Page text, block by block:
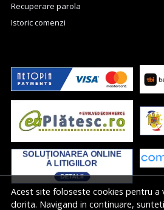
Acest site foloseste cookies pentru
dorita. Navigand in continuare,
Recuperare parola
Istoric comenzi